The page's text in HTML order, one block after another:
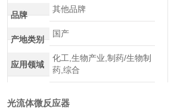
品牌
其他品牌
产地类别
国产
应用领域
化工,生物产业,制药/生物制
药,综合
光流体微反应器